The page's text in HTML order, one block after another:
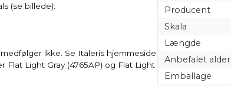
(se billede):
ikke. Se Italeris hjemmeside
Flat Light Gray (4765AP) og Flat Light
Producent
Skala
Længde
Anbefalet alder
Emballage